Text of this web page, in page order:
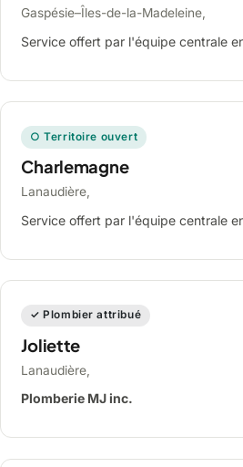
Gaspésie–Îles-de-la-Madeleine,
Service offert par l'équipe centrale
○ Territoire ouvert
Charlemagne
Lanaudière,
Service offert par l'équipe centrale
✓ Plombier attribué
Joliette
Lanaudière,
Plomberie MJ inc.